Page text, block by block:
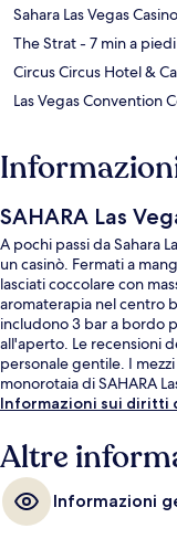
Sahara Las Vegas Casino
The Strat- 7 min a piedi
Circus Circus Hotel &
Las Vegas Convention
SAHARA Las
A pochi passi da Sahara
un casinò. Fermati a
lasciati coccolare con
aromaterapia nel centro
includono 3 bar a bordo
all'aperto. Le recensioni
personale gentile. I
monorotaia di SAHARA
Informazioni sui diritti
Altre
Informazioni